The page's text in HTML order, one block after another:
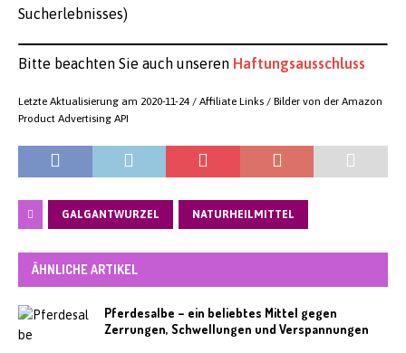
Sucherlebnisses)
Bitte beachten Sie auch unseren Haftungsausschluss
Letzte Aktualisierung am 2020-11-24 / Affiliate Links / Bilder von der Amazon
Product Advertising API
GALGANTWURZEL NATURHEILMITTEL
ÄHNLICHE ARTIKEL
Pferdesalbe – ein beliebtes Mittel gegen
Zerrungen, Schwellungen und Verspannungen